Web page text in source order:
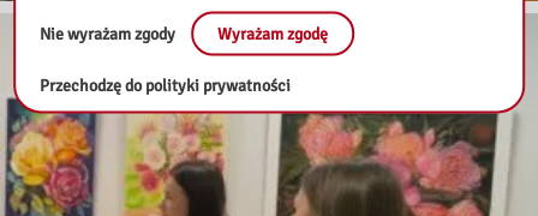
Nie wyrażam zgody Wyrażam zgodę
Przechodzę do polityki prywatności